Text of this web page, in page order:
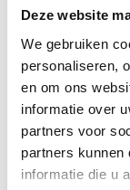
Deze website
We gebruiken
personaliseren,
en om ons
informatie over
partners voor
partners kunnen
informatie die u
Losse Embleem
€0.25 incl.